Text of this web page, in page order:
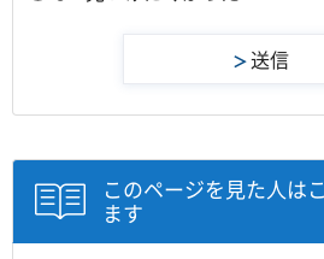
このページを見た人は
ます